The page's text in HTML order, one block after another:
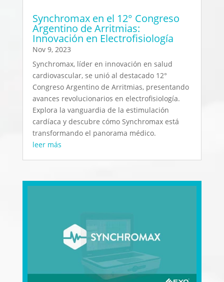
Synchromax en el 12° Congreso
Argentino de Arritmias:
Innovación en Electrofisiología
Nov 9, 2023
Synchromax, líder en innovación en salud
cardiovascular, se unió al destacado 12°
Congreso Argentino de Arritmias, presentando
avances revolucionarios en electrofisiología.
Explora la vanguardia de la estimulación
cardíaca y descubre cómo Synchromax está
transformando el panorama médico.
leer más